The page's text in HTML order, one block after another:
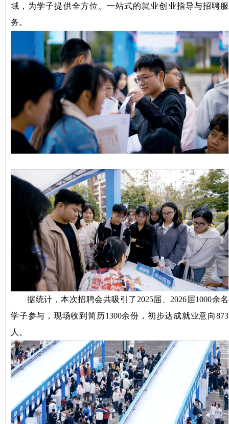
域，为学子提供全方位、一站式的就业创业指导与招聘服
务。
据统计，本次招聘会共吸引了2025届、2026届1000余名
学子参与，现场收到简历1300余份，初步达成就业意向873
人。